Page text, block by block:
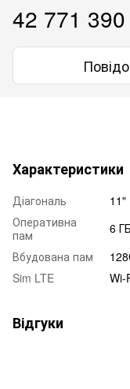
42 771 390
Характеристики
Діагональ
11"
Оперативна
пам
6 ГБ
Вбудована пам
Sim LTE
Wi-
Відгуки